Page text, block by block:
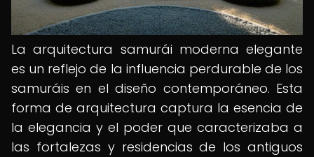
La arquitectura samurái moderna elegante
es un reflejo de la influencia perdurable de los
samuráis en el diseño contemporáneo. Esta
forma de arquitectura captura la esencia de
la elegancia y el poder que caracterizaba a
las fortalezas y residencias de los antiguos